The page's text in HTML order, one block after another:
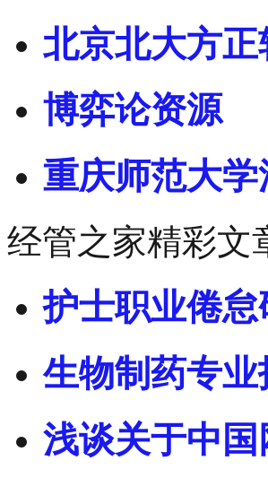
北京北大方
博弈论资源
重庆师范大
经管之家精彩文
护士职业倦
生物制药专
浅谈关于中